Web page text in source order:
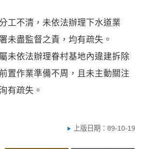
工不清，未依法辦理下水道業
未盡監督之責，均有疏失。
未依法辦理眷村基地內違建拆除
置作業準備不周，且未主動關注
有疏失。
上版日期：89-10-19